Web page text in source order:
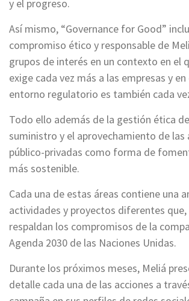
y el progreso.
Así mismo, “Governance for Good”
compromiso ético y responsable de
grupos de interés en un contexto en el
exige cada vez más a las empresas y
entorno regulatorio es también cada
Todo ello además de la gestión ética
suministro y el aprovechamiento de las
público-privadas como forma de
más sostenible.
Cada una de estas áreas contiene una
actividades y proyectos diferentes
respaldan los compromisos de la
Agenda 2030 de las Naciones Unidas.
Durante los próximos meses, Meliá
detalle cada una de las acciones a